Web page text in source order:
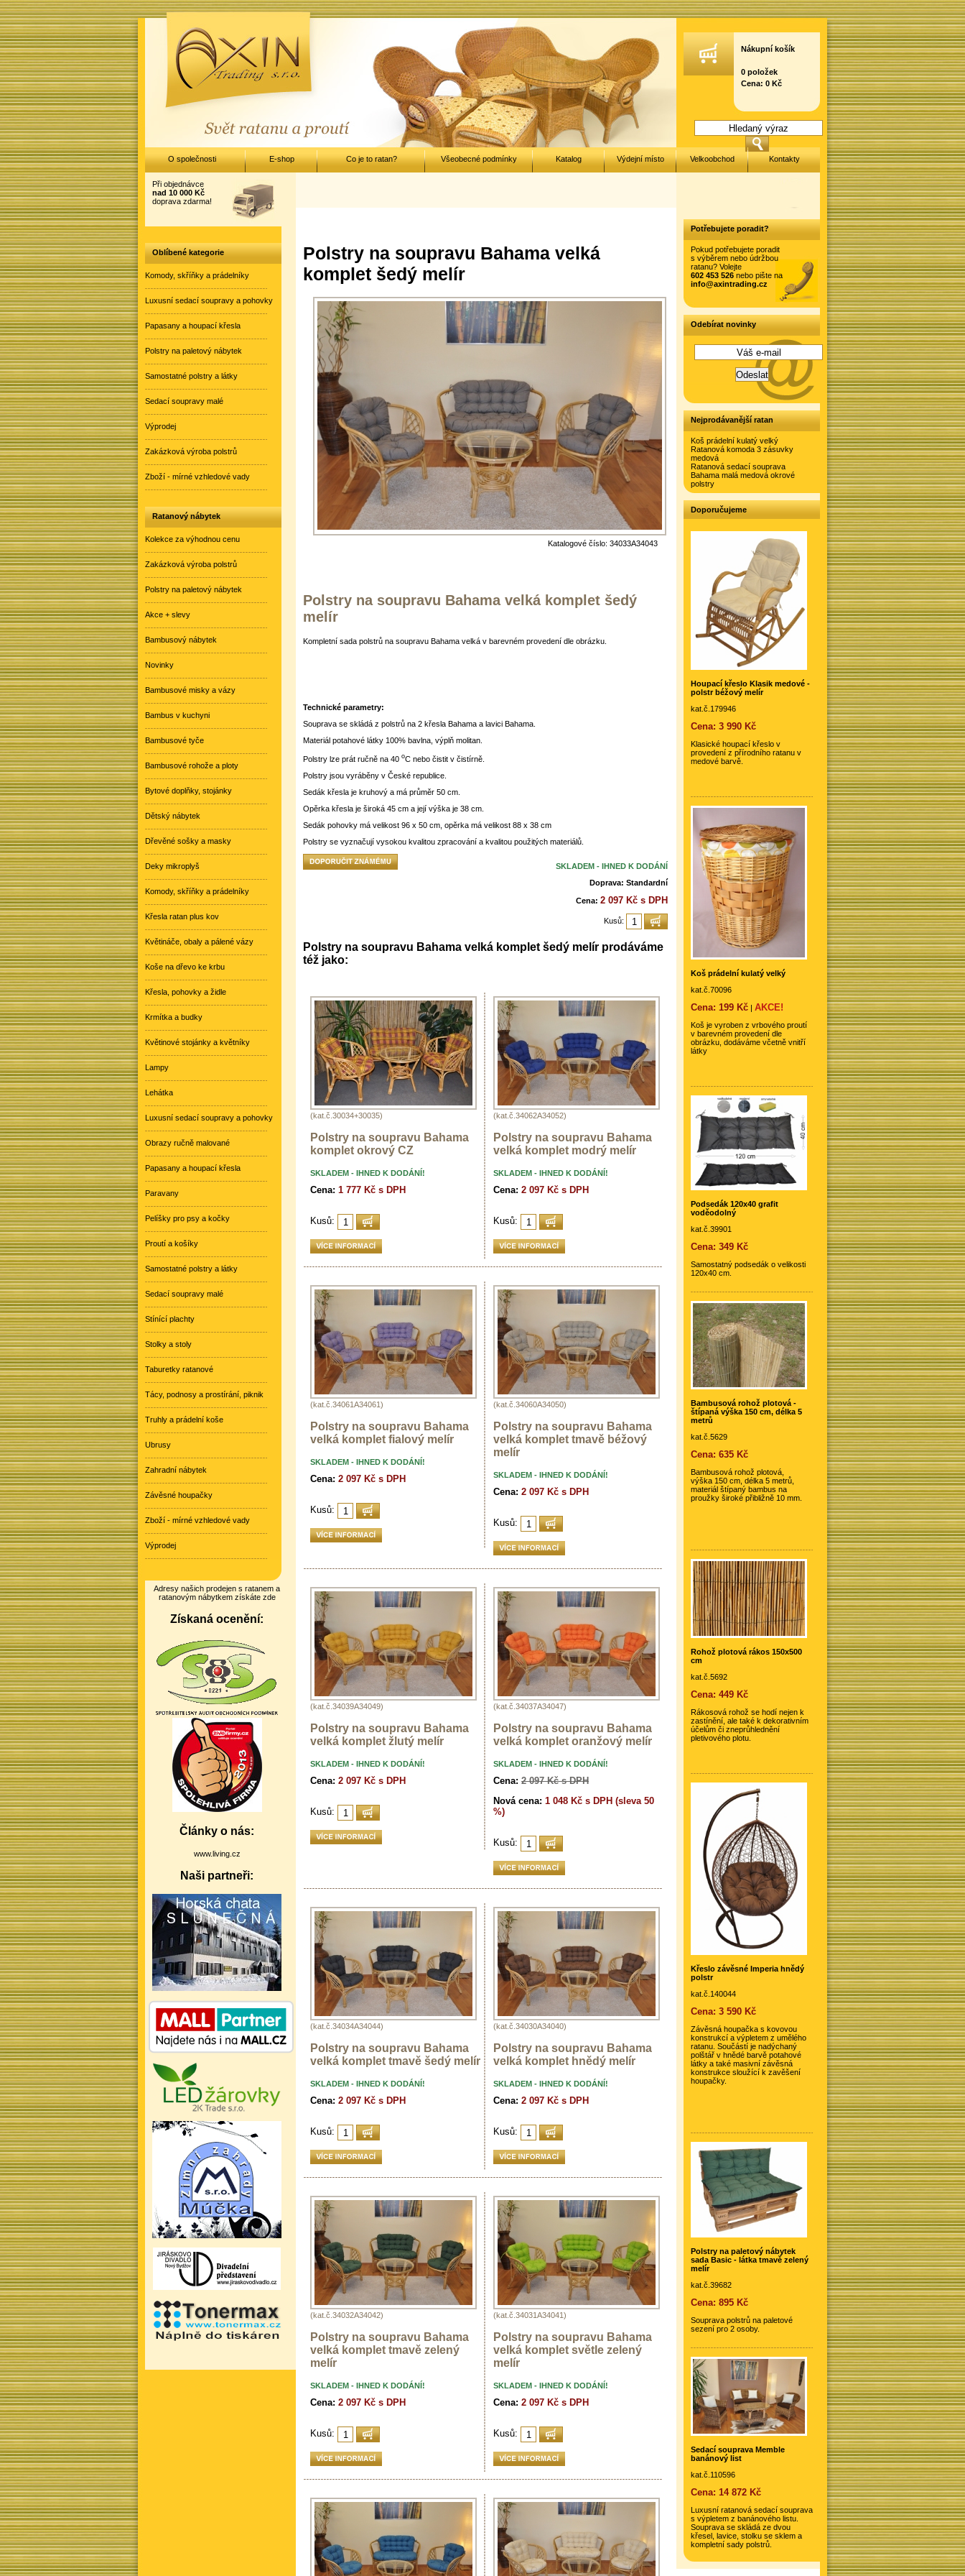
Polstry na soupravu Bahama velká
komplet šedý melír
Katalogové číslo: 34033A34043
Polstry na soupravu Bahama velká komplet šedý
melír
Kompletní sada polstrů na soupravu Bahama velká v barevném provedení dle obrázku.
Technické parametry:
Souprava se skládá z polstrů na 2 křesla Bahama a lavici Bahama.
Materiál potahové látky 100% bavlna, výplň molitan.
Polstry lze prát ručně na 40 oC nebo čistit v čistírně.
Polstry jsou vyráběny v České republice.
Sedák křesla je kruhový a má průměr 50 cm.
Opěrka křesla je široká 45 cm a její výška je 38 cm.
Sedák pohovky má velikost 96 x 50 cm, opěrka má velikost 88 x 38 cm
Polstry se vyznačují vysokou kvalitou zpracování a kvalitou použitých materiálů.
SKLADEM - IHNED K DODÁNÍ
Doprava: Standardní
Cena: 2 097 Kč s DPH
Kusů:
Polstry na soupravu Bahama velká komplet šedý melír prodáváme
též jako:
(kat.č.30034+30035)
Polstry na soupravu Bahama
komplet okrový CZ
SKLADEM - IHNED K DODÁNÍ!
Cena: 1 777 Kč s DPH
Kusů:
(kat.č.34062A34052)
Polstry na soupravu Bahama
velká komplet modrý melír
SKLADEM - IHNED K DODÁNÍ!
Cena: 2 097 Kč s DPH
Kusů:
(kat.č.34061A34061)
Polstry na soupravu Bahama
velká komplet fialový melír
SKLADEM - IHNED K DODÁNÍ!
Cena: 2 097 Kč s DPH
Kusů:
(kat.č.34060A34050)
Polstry na soupravu Bahama
velká komplet tmavě béžový
melír
SKLADEM - IHNED K DODÁNÍ!
Cena: 2 097 Kč s DPH
Kusů:
(kat.č.34039A34049)
Polstry na soupravu Bahama
velká komplet žlutý melír
SKLADEM - IHNED K DODÁNÍ!
Cena: 2 097 Kč s DPH
Kusů:
(kat.č.34037A34047)
Polstry na soupravu Bahama
velká komplet oranžový melír
SKLADEM - IHNED K DODÁNÍ!
Cena: 2 097 Kč s DPH
Nová cena: 1 048 Kč s DPH (sleva 50
%)
Kusů:
(kat.č.34034A34044)
Polstry na soupravu Bahama
velká komplet tmavě šedý melír
SKLADEM - IHNED K DODÁNÍ!
Cena: 2 097 Kč s DPH
Kusů:
(kat.č.34030A34040)
Polstry na soupravu Bahama
velká komplet hnědý melír
SKLADEM - IHNED K DODÁNÍ!
Cena: 2 097 Kč s DPH
Kusů:
(kat.č.34032A34042)
Polstry na soupravu Bahama
velká komplet tmavě zelený
melír
SKLADEM - IHNED K DODÁNÍ!
Cena: 2 097 Kč s DPH
Kusů:
(kat.č.34031A34041)
Polstry na soupravu Bahama
velká komplet světle zelený
melír
SKLADEM - IHNED K DODÁNÍ!
Cena: 2 097 Kč s DPH
Kusů:
Potřebujete poradit?
Pokud potřebujete poradit
s výběrem nebo údržbou
ratanu? Volejte
602 453 526 nebo pište na
info@axintrading.cz
Odebírat novinky
Nejprodávanější ratan
Koš prádelní kulatý velký
Ratanová komoda 3 zásuvky
medová
Ratanová sedací souprava
Bahama malá medová okrové
polstry
Doporučujeme
Houpací křeslo Klasik medové -
polstr béžový melír
kat.č.179946
Cena: 3 990 Kč
Klasické houpací křeslo v
provedení z přírodního ratanu v
medové barvě.
Koš prádelní kulatý velký
kat.č.70096
Cena: 199 Kč | AKCE!
Koš je vyroben z vrbového proutí
v barevném provedení dle
obrázku, dodáváme včetně vnitří
látky
Podsedák 120x40 grafit
voděodolný
kat.č.39901
Cena: 349 Kč
Samostatný podsedák o velikosti
120x40 cm.
Bambusová rohož plotová -
štípaná výška 150 cm, délka 5
metrů
kat.č.5629
Cena: 635 Kč
Bambusová rohož plotová,
výška 150 cm, délka 5 metrů,
materiál štípaný bambus na
proužky široké přibližně 10 mm.
Rohož plotová rákos 150x500
cm
kat.č.5692
Cena: 449 Kč
Rákosová rohož se hodí nejen k
zastínění, ale také k dekorativním
účelům či zneprůhlednění
pletivového plotu.
Křeslo závěsné Imperia hnědý
polstr
kat.č.140044
Cena: 3 590 Kč
Závěsná houpačka s kovovou
konstrukcí a výpletem z umělého
ratanu. Součástí je nadýchaný
polštář v hnědé barvě potahové
látky a také masivní závěsná
konstrukce sloužící k zavěšení
houpačky.
Polstry na paletový nábytek
sada Basic - látka tmavě zelený
melír
kat.č.39682
Cena: 895 Kč
Souprava polstrů na paletové
sezení pro 2 osoby.
Sedací souprava Memble
banánový list
kat.č.110596
Cena: 14 872 Kč
Luxusní ratanová sedací souprava
s výpletem z banánového listu.
Souprava se skládá ze dvou
křesel, lavice, stolku se sklem a
kompletní sady polstrů.
Při objednávce
nad 10 000 Kč
doprava zdarma!
Oblíbené kategorie
Komody, skříňky a prádelníky
Luxusní sedací soupravy a pohovky
Papasany a houpací křesla
Polstry na paletový nábytek
Samostatné polstry a látky
Sedací soupravy malé
Výprodej
Zakázková výroba polstrů
Zboží - mírné vzhledové vady
Ratanový nábytek
Kolekce za výhodnou cenu
Zakázková výroba polstrů
Polstry na paletový nábytek
Akce + slevy
Bambusový nábytek
Novinky
Bambusové misky a vázy
Bambus v kuchyni
Bambusové tyče
Bambusové rohože a ploty
Bytové doplňky, stojánky
Dětský nábytek
Dřevěné sošky a masky
Deky mikroplyš
Komody, skříňky a prádelníky
Křesla ratan plus kov
Květináče, obaly a pálené vázy
Koše na dřevo ke krbu
Křesla, pohovky a židle
Krmítka a budky
Květinové stojánky a květníky
Lampy
Lehátka
Luxusní sedací soupravy a pohovky
Obrazy ručně malované
Papasany a houpací křesla
Paravany
Pelíšky pro psy a kočky
Proutí a košíky
Samostatné polstry a látky
Sedací soupravy malé
Stínící plachty
Stolky a stoly
Taburetky ratanové
Tácy, podnosy a prostírání, piknik
Truhly a prádelní koše
Ubrusy
Zahradní nábytek
Závěsné houpačky
Zboží - mírné vzhledové vady
Výprodej
Adresy našich prodejen s ratanem a
ratanovým nábytkem získáte zde
Získaná ocenění:
Články o nás:
www.living.cz
Naši partneři:
Nákupní košík
0 položek
Cena: 0 Kč
O společnosti E-shop Co je to ratan? Všeobecné podmínky Katalog Výdejní místo Velkoobchod Kontakty